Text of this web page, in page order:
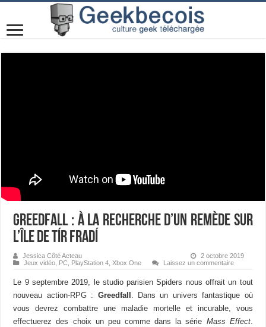
Greedfall : à la recherche d’un remède sur
l’île de Tír Fradí
Jessica Côté Acteau
2 octobre 2019
Jeux vidéo PC PlayStation 4 ,Xbox One Laissez un commentaire
Le 9 septembre 2019, le studio parisien Spiders nous offrait un tout
nouveau action-RPG : Greedfall . Dans un univers fantastique où
vous devrez combattre une maladie mortelle et incurable, vous
effectuerez des choix un peu comme dans la série Mass Effect.